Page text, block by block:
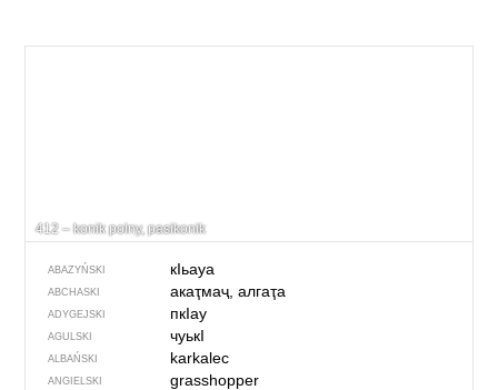
412 – konik polny, pasikonik
ABAZYŃSKI кIьауа
ABCHASKI акаҭмаҷ, алгаҭа
ADYGEJSKI пкIау
AGULSKI чуькI
ALBAŃSKI karkalec
ANGIELSKI grasshopper